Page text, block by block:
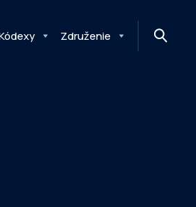
Združenie
DIMAQ NEWSLETTER